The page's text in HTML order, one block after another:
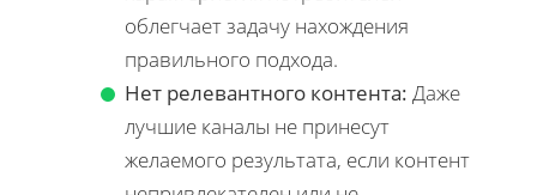
облегчает задачу нахождения
правильного подхода.
Нет релевантного контента: Даже
лучшие каналы не принесут
желаемого результата, если контент